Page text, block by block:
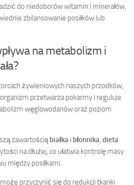
do niedoborów witamin i minerałów,
zbilansowanie posiłków lub
na metabolizm i
żywieniowych naszych przodków,
przetwarza pokarmy i reguluje
węglowodanów oraz poziom
zawartościąbiałka i błonnika, dieta
na dłużej, co ułatwia kontrolę masy
między posiłkami.
może przyczynić się do redukcji tkanki